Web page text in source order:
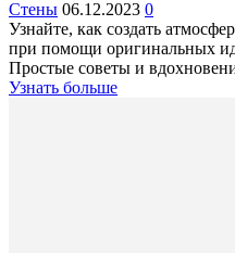
Стены 06.12.2023 0
Узнайте, как создать
при помощи оригинальных
Простые советы и
Узнать больше